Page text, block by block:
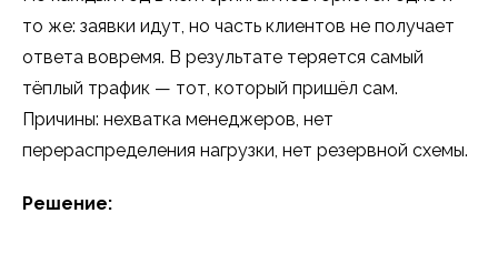
то же: заявки идут, но часть клиентов не получает
ответа вовремя. В результате теряется самый
тёплый трафик — тот, который пришёл сам.
Причины: нехватка менеджеров, нет
перераспределения нагрузки, нет резервной схемы.
Решение: